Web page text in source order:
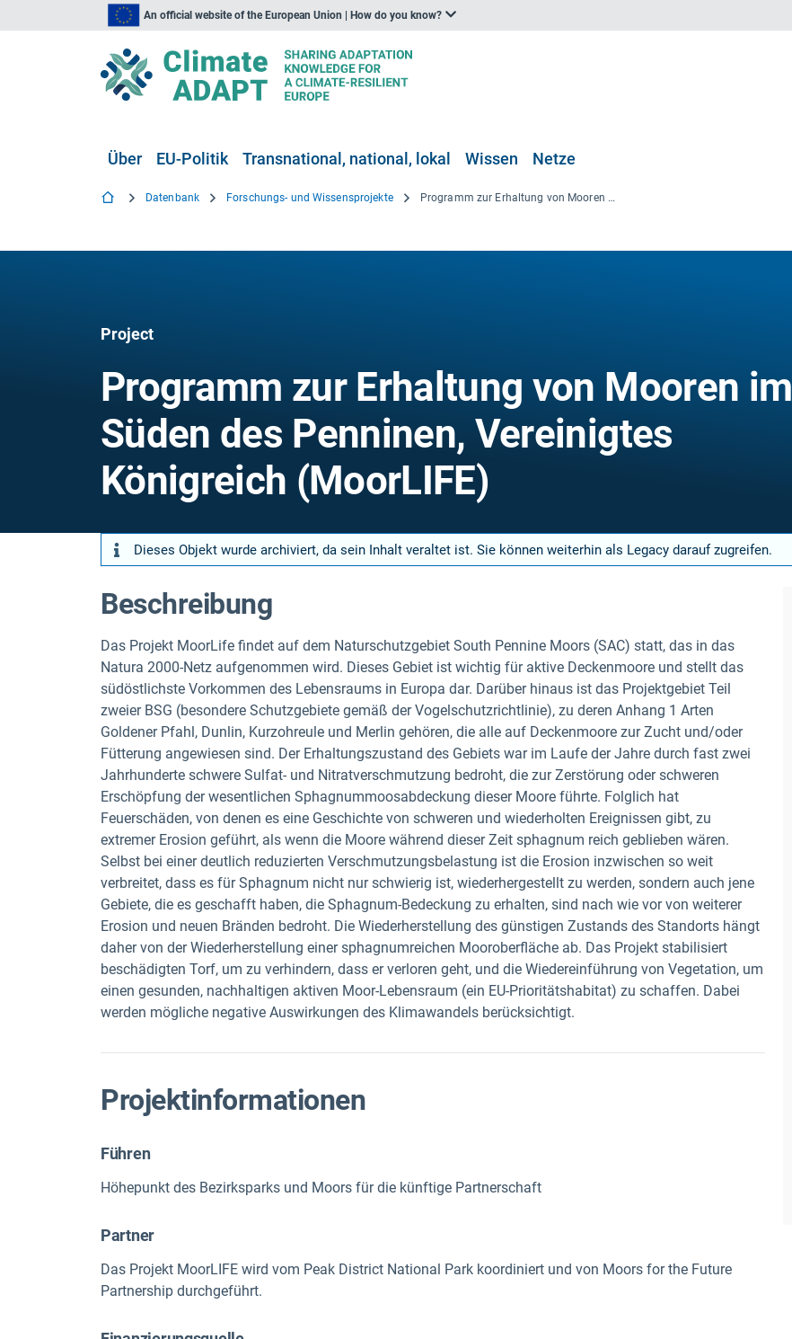
An official website of the European Union | How do you know?
Über EU-Politik Transnational, national, lokal Wissen Netze
Datenbank Forschungs- und Wissensprojekte Programm zur Erhaltung von Mooren im Süden des Penninen, Vereinigtes Königreich
Project
Programm zur Erhaltung von Mooren im
Süden des Penninen, Vereinigtes
Königreich (MoorLIFE)
Dieses Objekt wurde archiviert, da sein Inhalt veraltet ist. Sie können weiterhin als Legacy darauf zugreifen.
Beschreibung
Das Projekt MoorLife findet auf dem Naturschutzgebiet South Pennine Moors (SAC) statt, das in das
Natura 2000-Netz aufgenommen wird. Dieses Gebiet ist wichtig für aktive Deckenmoore und stellt das
südöstlichste Vorkommen des Lebensraums in Europa dar. Darüber hinaus ist das Projektgebiet Teil
zweier BSG (besondere Schutzgebiete gemäß der Vogelschutzrichtlinie), zu deren Anhang 1 Arten
Goldener Pfahl, Dunlin, Kurzohreule und Merlin gehören, die alle auf Deckenmoore zur Zucht und/oder
Fütterung angewiesen sind. Der Erhaltungszustand des Gebiets war im Laufe der Jahre durch fast zwei
Jahrhunderte schwere Sulfat- und Nitratverschmutzung bedroht, die zur Zerstörung oder schweren
Erschöpfung der wesentlichen Sphagnummoosabdeckung dieser Moore führte. Folglich hat
Feuerschäden, von denen es eine Geschichte von schweren und wiederholten Ereignissen gibt, zu
extremer Erosion geführt, als wenn die Moore während dieser Zeit sphagnum reich geblieben wären.
Selbst bei einer deutlich reduzierten Verschmutzungsbelastung ist die Erosion inzwischen so weit
verbreitet, dass es für Sphagnum nicht nur schwierig ist, wiederhergestellt zu werden, sondern auch jene
Gebiete, die es geschafft haben, die Sphagnum-Bedeckung zu erhalten, sind nach wie vor von weiterer
Erosion und neuen Bränden bedroht. Die Wiederherstellung des günstigen Zustands des Standorts hängt
daher von der Wiederherstellung einer sphagnumreichen Mooroberfläche ab. Das Projekt stabilisiert
beschädigten Torf, um zu verhindern, dass er verloren geht, und die Wiedereinführung von Vegetation, um
einen gesunden, nachhaltigen aktiven Moor-Lebensraum (ein EU-Prioritätshabitat) zu schaffen. Dabei
werden mögliche negative Auswirkungen des Klimawandels berücksichtigt.
Projektinformationen
Führen
Höhepunkt des Bezirksparks und Moors für die künftige Partnerschaft
Partner
Das Projekt MoorLIFE wird vom Peak District National Park koordiniert und von Moors for the Future
Partnership durchgeführt.